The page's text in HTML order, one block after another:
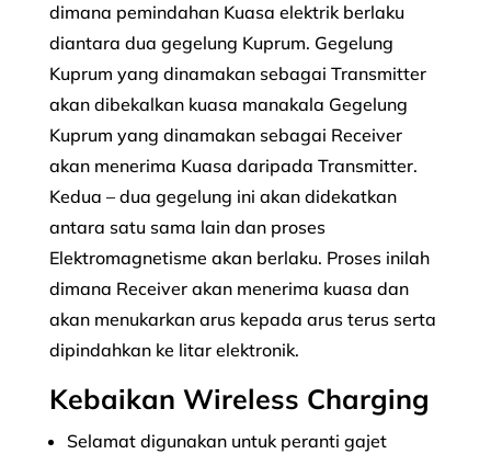
dimana pemindahan Kuasa elektrik berlaku
diantara dua gegelung Kuprum. Gegelung
Kuprum yang dinamakan sebagai Transmitter
akan dibekalkan kuasa manakala Gegelung
Kuprum yang dinamakan sebagai Receiver
akan menerima Kuasa daripada Transmitter.
Kedua – dua gegelung ini akan didekatkan
antara satu sama lain dan proses
Elektromagnetisme akan berlaku. Proses inilah
dimana Receiver akan menerima kuasa dan
akan menukarkan arus kepada arus terus serta
dipindahkan ke litar elektronik.
Kebaikan Wireless Charging
Selamat digunakan untuk peranti gajet